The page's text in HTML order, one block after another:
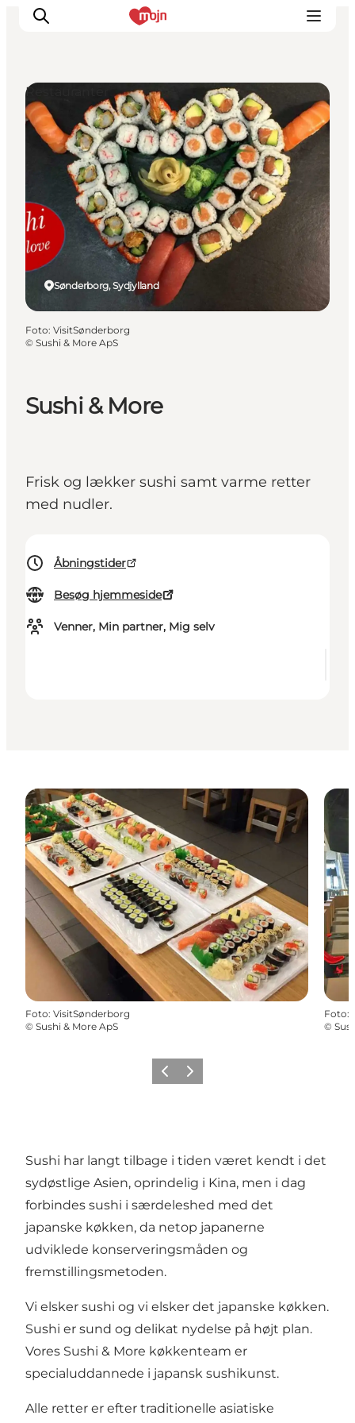
Oplevelser
Byer & Steder
Det sker
Overnatning
Planlæg din ferie
Booking
Sushi & More
Frisk og lækker sushi samt varme retter
med nudler.
Åbningstider
Besøg hjemmeside
Venner, Min partner, Mig selv
Sønderborg, Sydjylland
Restauranter
Foto: VisitSønderborg
© Sushi & More ApS
Foto: VisitSønderborg
© Sushi & More ApS
Foto:
©
ForrigeNæste
Sushi har langt tilbage i tiden været kendt i det
sydøstlige Asien, oprindelig i Kina, men i dag
forbindes sushi i særdeleshed med det
japanske køkken, da netop japanerne
udviklede konserveringsmåden og
fremstillingsmetoden.
Vi elsker sushi og vi elsker det japanske køkken.
Sushi er sund og delikat nydelse på højt plan.
Vores Sushi & More køkkenteam er
specialuddannede i japansk sushikunst.
Alle retter er efter traditionelle asiatiske